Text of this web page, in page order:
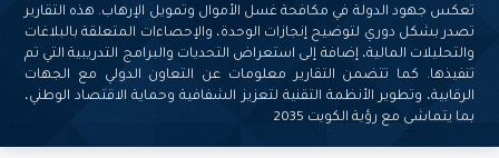
تعكس جهود الدولة في مكافحة غسل الأموال وتمويل الإرهاب. هذه التقارير
تصدر بشكل دوري لتوضيح إنجازات الوحدة، والإحصاءات المتعلقة بالبلاغات
والتحليلات المالية، إضافة إلى استعراض التحديات والبرامج التدريبية التي تم
تنفيذها. كما تتضمن التقارير معلومات عن التعاون الدولي مع الجهات
الرقابية، وتطوير الأنظمة التقنية لتعزيز الشفافية وحماية الاقتصاد الوطني،
بما يتماشى مع رؤية الكويت 2035